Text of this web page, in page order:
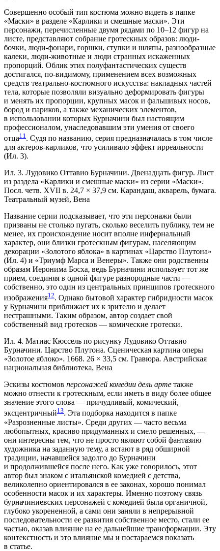
Совершенно особый тип костюма можно видеть в папке
«Маски» в разделе «Карлики и смешные маски». Эти
персонажи, перечисленные двумя рядами по 10–12 фигур на
листе, представляют собрание гротескных образов: люди-
бочки, люди-фонари, горшки, ступки и шляпы, разнообразные
калеки, люди-животные и люди странных искаженных
пропорций. Облик этих полуфантастических существ
достигался, по-видимому, применением всех возможных
средств театрально-костюмного искусства: накладных частей
тела, которые позволяли визуально деформировать фигуры
и менять их пропорции, крупных масок и фальшивых носов,
бород и париков, а также механических элементов,
в использовании которых Бурначини был настоящим
профессионалом, унаследовавшим эти умения от своего
отца11 . Судя по названию, серия предназначалась в том числе
для актеров-карликов, что усиливало эффект ирреальности
(Ил. 3).
Ил. 3. Лудовико Оттавио Бурначини. Двенадцать фигур. Лист
из раздела «Карлики и смешные маски» из серии «Маски».
Посл. четв. XVII в. 24,7 × 37,9 см. Карандаш, акварель, бумага.
Театральный музей, Вена
Название серии подсказывает, что эти персонажи были
призваны не столько пугать, сколько веселить публику, тем не
менее, их происхождение носит вполне инфернальный
характер, они близки гротескным фигурам, населяющим
декорации «Золотого яблока» в картинах «Царство Плутона»
(Ил. 4) и «Триумф Марса и Венеры». Также они родственны
образам Иеронима Босха, ведь Бурначини использует тот же
прием, соединяя в одной фигуре разнородные части —
собственно, это один из центральных принципов гротескного
изображения12. Однако бытовой характер гибридности масок
у Бурначини приближает их к зрителю и делает
нестрашными. Таким образом, автор создает свой
собственный вид гротесков — комические гротески.
Ил. 4. Матиас Кюссель по рисунку Лудовико Оттавио
Бурначини. Царство Плутона. Сценическая картина оперы
«Золотое яблоко». 1668. 26 × 33,5 см. Гравюра. Австрийская
национальная библиотека, Вена
Эскизы костюмов персонажей комедии дель арте также
можно отнести к гротескным, если иметь в виду более общее
значение этого слова — причудливый, комический,
эксцентричный13. Эта подборка находится в папке
«Разрозненные листы». Среди других — часто весьма
любопытных, красиво придуманных и смело решенных, —
они интересны тем, что не просто являют собой фантазию
художника на заданную тему, а встают в ряд обширной
традиции, начавшейся задолго до Бурначини
и продолжившейся после него. Как уже говорилось, этот
автор был знаком с итальянской комедией с детства,
великолепно ориентировался в ее законах, хорошо понимал
особенности масок и их характеры. Именно поэтому связь
бурначиниевских персонажей с комедией была органичной,
глубоко укорененной, а сами они заняли в непрерывной
последовательности ее развития собственное место, стали ее
частью, оказав влияние на ее дальнейшие трансформации. Эту
контекстность и это влияние мы и постараемся показать
в статье.